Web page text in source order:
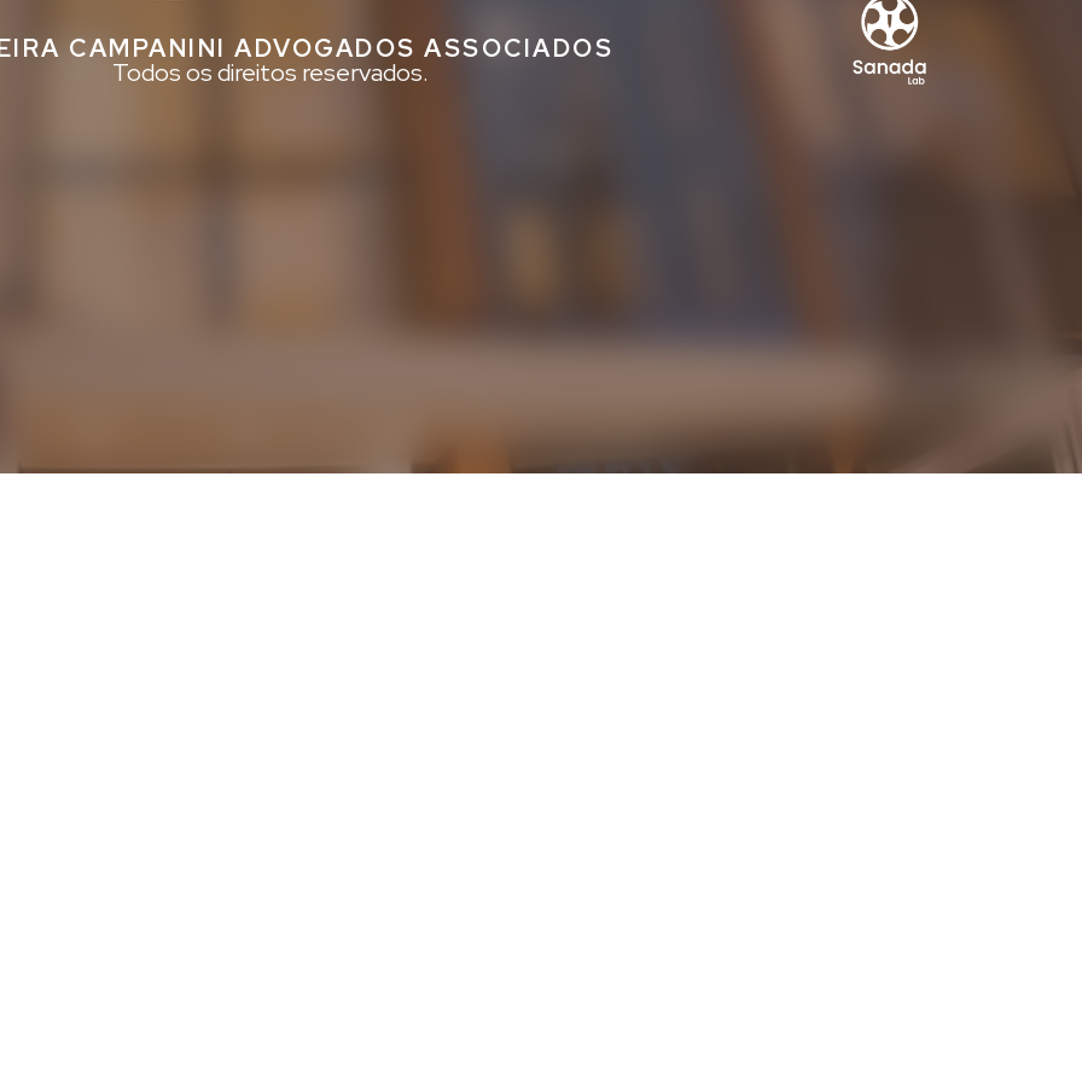
CAMPANINI ADVOGADOS ASSOCIADOS
Todos os direitos reservados.